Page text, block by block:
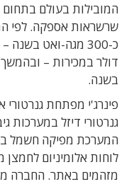
המובילות בעולם בתחום
שרשראות אספקה. לפי
דולר במכירות –
בשנה.
פינרג'י מפתחת גנרטורי
גנרטורי דיזל במערכות
המערכת מפיקה חשמל
לוחות אלומיניום
מזהמים באתר. החברה